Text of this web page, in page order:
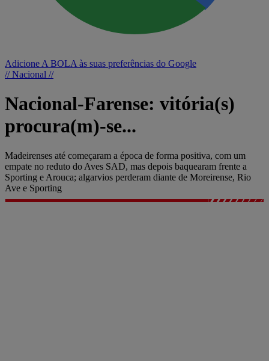
Adicione A BOLA às suas preferências do Google
// Nacional //
Nacional-Farense: vitória(s)
procura(m)-se...
Madeirenses até começaram a época de forma positiva, com um
empate no reduto do Aves SAD, mas depois baquearam frente a
Sporting e Arouca; algarvios perderam diante de Moreirense, Rio
Ave e Sporting